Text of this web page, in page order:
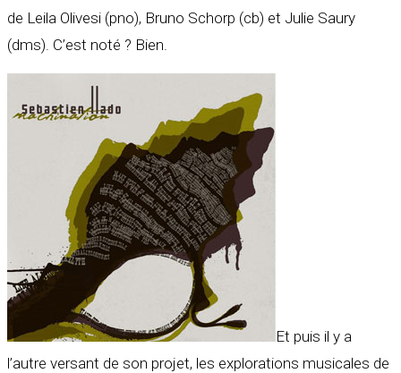
de Leila Olivesi (pno), Bruno Schorp (cb) et Julie Saury
(dms). C’est noté ? Bien.
Et puis il y a
l’autre versant de son projet, les explorations musicales de